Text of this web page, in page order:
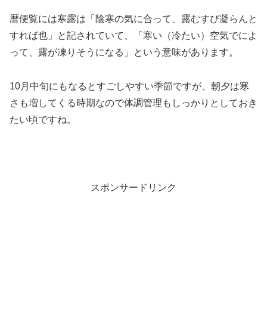
暦便覧には寒露は「陰寒の気に合って、露むすび凝らんと
すれば也」と記されていて、「寒い（冷たい）空気でによ
って、露が凍りそうになる」という意味があります。
10月中旬にもなるとすごしやすい季節ですが、朝夕は寒
さも増してくる時期なので体調管理もしっかりとしておき
たい頃ですね。
スポンサードリンク